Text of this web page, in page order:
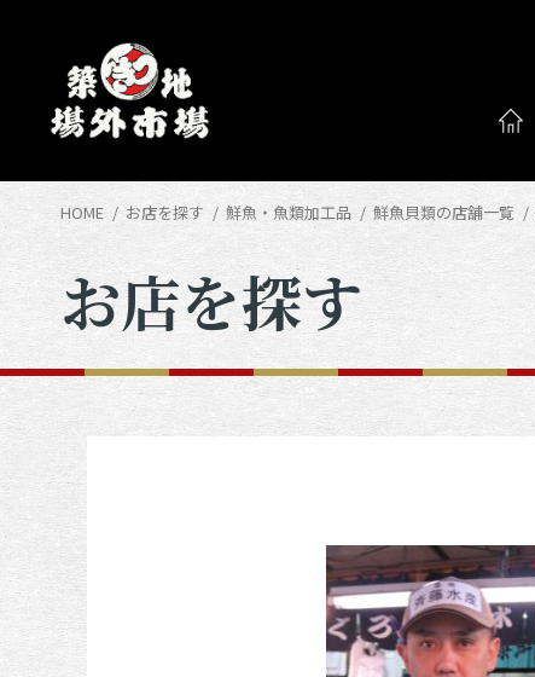
HOME お店を探す 鮮魚・魚類加工品 鮮魚貝類の店舗一覧
お店を探す